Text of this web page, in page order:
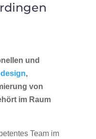
und
,
von
im Raum
Team im